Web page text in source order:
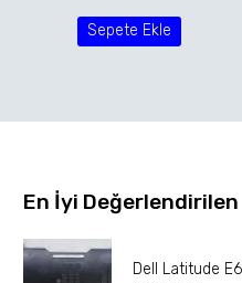
Sepete Ekle
En İyi Değerlendirilen
Dell Latitude